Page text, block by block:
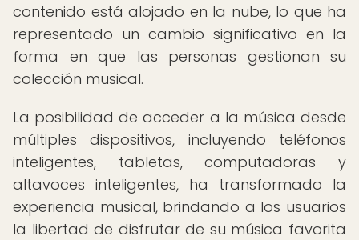
contenido está alojado en la nube, lo que ha
representado un cambio significativo en la
forma en que las personas gestionan su
colección musical.
La posibilidad de acceder a la música desde
múltiples dispositivos, incluyendo teléfonos
inteligentes, tabletas, computadoras y
altavoces inteligentes, ha transformado la
experiencia musical, brindando a los usuarios
la libertad de disfrutar de su música favorita